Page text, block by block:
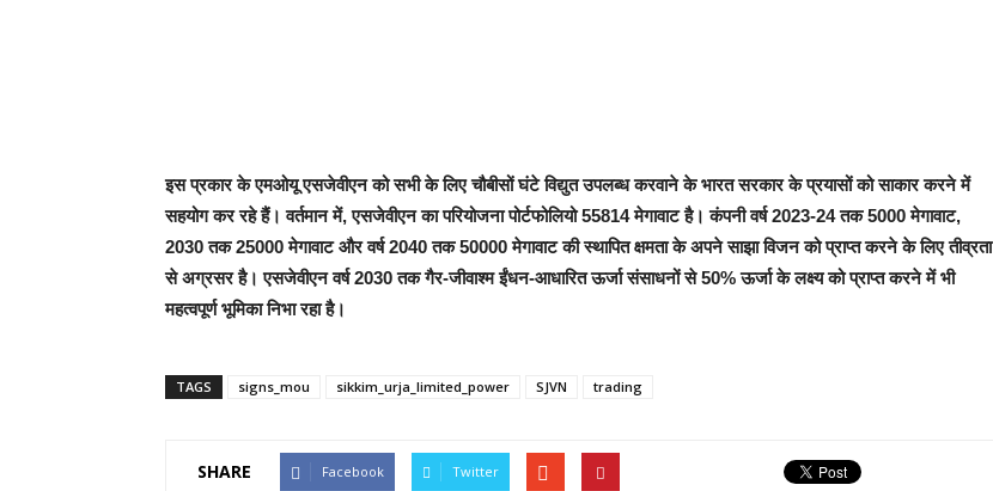
इस प्रकार के एमओयू एसजेवीएन को सभी के लिए चौबीसों घंटे विद्युत उपलब्‍ध करवाने के भारत सरकार के प्रयासों को साकार करने में
सहयोग कर रहे हैं। वर्तमान में, एसजेवीएन का परियोजना पोर्टफोलियो 55814 मेगावाट है। कंपनी वर्ष 2023-24 तक 5000 मेगावाट,
2030 तक 25000 मेगावाट और वर्ष 2040 तक 50000 मेगावाट की स्थापित क्षमता के अपने साझा विजन को प्राप्त करने के लिए तीव्रता
से अग्रसर है। एसजेवीएन वर्ष 2030 तक गैर-जीवाश्म ईंधन-आधारित ऊर्जा संसाधनों से 50% ऊर्जा के लक्ष्य को प्राप्त करने में भी
महत्वपूर्ण भूमिका निभा रहा है।
TAGS signs_mou sikkim_urja_limited_power SJVN trading
SHARE Facebook Twitter